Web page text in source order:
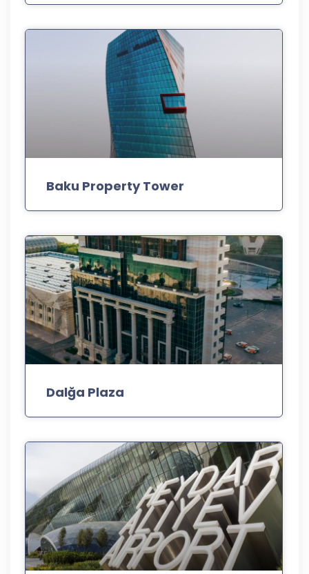
Baku Property Tower
Dalğa Plaza